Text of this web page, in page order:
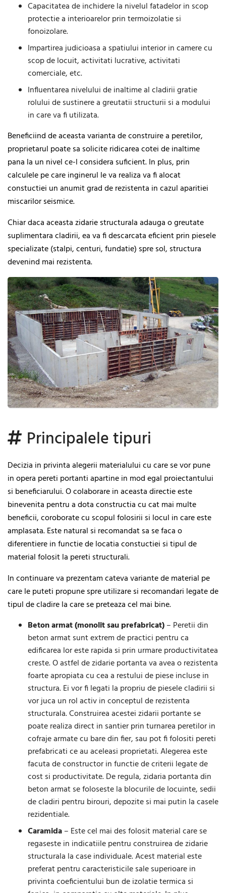
Capacitatea de inchidere la nivelul fatadelor in scop
protectie a interioarelor prin termoizolatie si
fonoizolare.
Impartirea judicioasa a spatiului interior in camere cu
scop de locuit, activitati lucrative, activitati
comerciale, etc.
Influentarea nivelului de inaltime al cladirii gratie
rolului de sustinere a greutatii structurii si a modului
in care va fi utilizata.
Beneficiind de aceasta varianta de construire a peretilor,
proprietarul poate sa solicite ridicarea cotei de inaltime
pana la un nivel ce-l considera suficient. In plus, prin
calculele pe care inginerul le va realiza va fi alocat
constuctiei un anumit grad de rezistenta in cazul aparitiei
miscarilor seismice.
Chiar daca aceasta zidarie structurala adauga o greutate
suplimentara cladirii, ea va fi descarcata eficient prin piesele
specializate (stalpi, centuri, fundatie) spre sol, structura
devenind mai rezistenta.
Principalele tipuri
Decizia in privinta alegerii materialului cu care se vor pune
in opera pereti portanti apartine in mod egal proiectantului
si beneficiarului. O colaborare in aceasta directie este
binevenita pentru a dota constructia cu cat mai multe
beneficii, coroborate cu scopul folosirii si locul in care este
amplasata. Este natural si recomandat sa se faca o
diferentiere in functie de locatia constuctiei si tipul de
material folosit la pereti structurali.
In continuare va prezentam cateva variante de material pe
care le puteti propune spre utilizare si recomandari legate de
tipul de cladire la care se preteaza cel mai bine.
Beton armat (monolit sau prefabricat)– Peretii din
beton armat sunt extrem de practici pentru ca
edificarea lor este rapida si prin urmare productivitatea
creste. O astfel de zidarie portanta va avea o rezistenta
foarte apropiata cu cea a restului de piese incluse in
structura. Ei vor fi legati la propriu de piesele cladirii si
vor juca un rol activ in conceptul de rezistenta
structurala. Construirea acestei zidarii portante se
poate realiza direct in santier prin turnarea peretilor in
cofraje armate cu bare din fier, sau pot fi folositi pereti
prefabricati ce au aceleasi proprietati. Alegerea este
facuta de constructor in functie de criterii legate de
cost si productivitate. De regula, zidaria portanta din
beton armat se foloseste la blocurile de locuinte, sedii
de cladiri pentru birouri, depozite si mai putin la casele
rezidentiale.
Caramida– Este cel mai des folosit material care se
regaseste in indicatiile pentru construirea de zidarie
structurala la case individuale. Acest material este
preferat pentru caracteristicile sale superioare in
privinta coeficientului bun de izolatie termica si